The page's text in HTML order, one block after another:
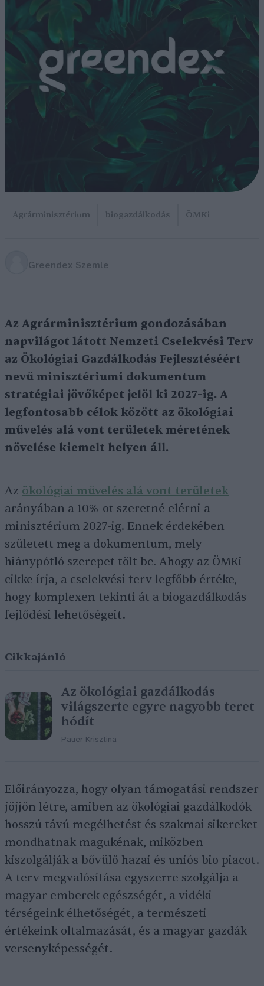
Agrárminisztérium biogazdálkodás ÖMKi
Greendex Szemle
Az Agrárminisztérium gondozásában
napvilágot látott Nemzeti Cselekvési Terv
az Ökológiai Gazdálkodás Fejlesztéséért
nevű minisztériumi dokumentum
stratégiai jövőképet jelöl ki 2027-ig. A
legfontosabb célok között az ökológiai
művelés alá vont területek méretének
növelése kiemelt helyen áll.
Az ökológiai művelés alá vont területek
arányában a 10%-ot szeretné elérni a
minisztérium 2027-ig. Ennek érdekében
született meg a dokumentum, mely
hiánypótló szerepet tölt be. Ahogy az ÖMKi
cikke írja, a cselekvési terv legfőbb értéke,
hogy komplexen tekinti át a biogazdálkodás
fejlődési lehetőségeit.
Cikkajánló
Az ökológiai gazdálkodás
világszerte egyre nagyobb teret
hódít
Pauer Krisztina
Előirányozza, hogy olyan támogatási rendszer
jöjjön létre, amiben az ökológiai gazdálkodók
hosszú távú megélhetést és szakmai sikereket
mondhatnak magukénak, miközben
kiszolgálják a bővülő hazai és uniós bio piacot.
A terv megvalósítása egyszerre szolgálja a
magyar emberek egészségét, a vidéki
térségeink élhetőségét, a természeti
értékeink oltalmazását, és a magyar gazdák
versenyképességét.